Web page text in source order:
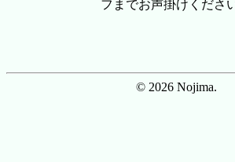
フまでお声掛けくださ
© 2026 Nojima.